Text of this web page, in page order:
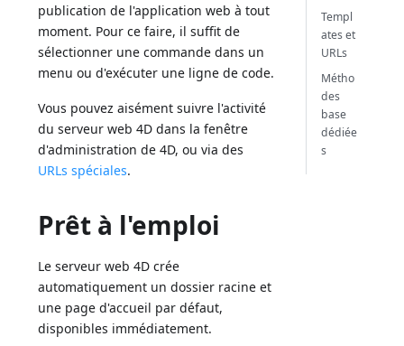
publication de l'application web à tout
moment. Pour ce faire, il suffit de
sélectionner une commande dans un
menu ou d'exécuter une ligne de code.
Vous pouvez aisément suivre l'activité
du serveur web 4D dans la fenêtre
d'administration de 4D, ou via des
URLs spéciales.
Prêt à l'emploi
Le serveur web 4D crée
automatiquement un dossier racine et
une page d'accueil par défaut,
disponibles immédiatement.
Templ
ates et
URLs
Métho
des
base
dédiée
s